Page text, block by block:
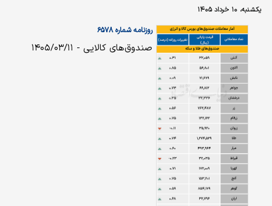
یکشنبه، ۱۰ خرداد ۱۴۰۵
روزنامه شماره ۶۵۷۸
صندوق‌های کالایی - ۱۴۰۵/۰۳/۱۱